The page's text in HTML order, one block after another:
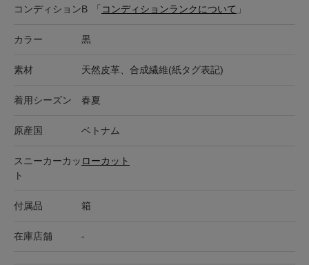
コンディションB 「 コンディションランクについて 」
カラー 黒
素材 天然皮革、合成繊維(紙タグ表記)
着用シーズン 春夏
原産国 ベトナム
スニーカーカッ
ト
ローカット
付属品 箱
在庫店舗 -